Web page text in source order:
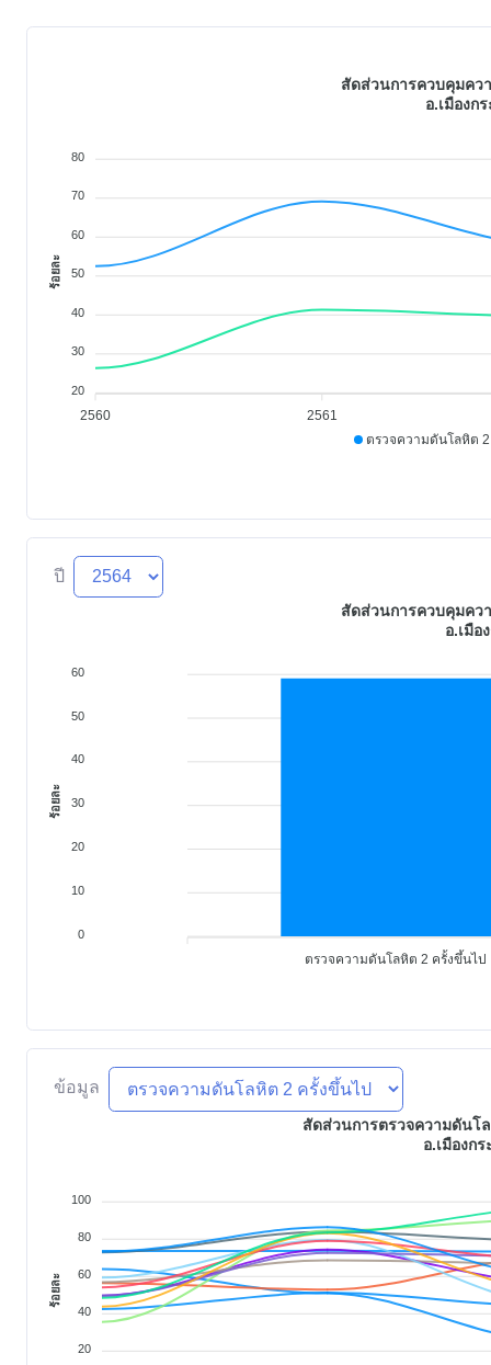
ตรวจความดันโลหิต
2560 2561
สัดส่วนการควบคุมคว
อ.เมืองก
80
70
60
50
40
30
20
ร้อยละ
ปี
ตรวจความดันโลหิต 2 ครั้งขึ้นไป
สัดส่วนการควบคุมคว
อ.เมือ
60
50
40
30
20
10
0
ร้อยละ
ข้อมูล
สัดส่วนการตรวจความดันโ
อ.เมืองก
100
80
60
40
20
ร้อยละ